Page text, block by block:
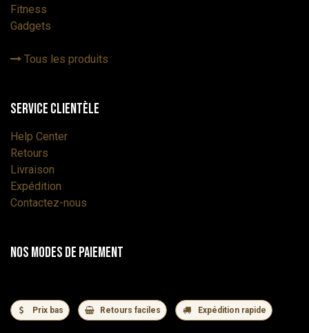
Fitness
Gadgets
Tous les produits
Service Clientèle
Help Center
Retours
Livraison
Expédition
Contactez-nous
Nos modes de paiement
Prix bas Retours faciles Expédition rapide